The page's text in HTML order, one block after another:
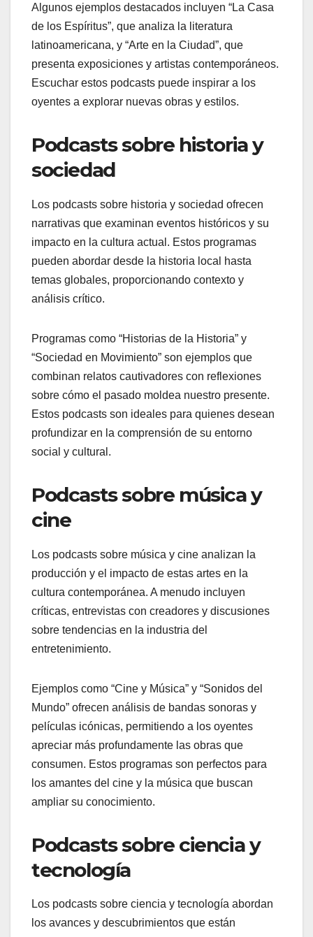
Algunos ejemplos destacados incluyen “La Casa
de los Espíritus”, que analiza la literatura
latinoamericana, y “Arte en la Ciudad”, que
presenta exposiciones y artistas contemporáneos.
Escuchar estos podcasts puede inspirar a los
oyentes a explorar nuevas obras y estilos.
Podcasts sobre historia y
sociedad
Los podcasts sobre historia y sociedad ofrecen
narrativas que examinan eventos históricos y su
impacto en la cultura actual. Estos programas
pueden abordar desde la historia local hasta
temas globales, proporcionando contexto y
análisis crítico.
Programas como “Historias de la Historia” y
“Sociedad en Movimiento” son ejemplos que
combinan relatos cautivadores con reflexiones
sobre cómo el pasado moldea nuestro presente.
Estos podcasts son ideales para quienes desean
profundizar en la comprensión de su entorno
social y cultural.
Podcasts sobre música y
cine
Los podcasts sobre música y cine analizan la
producción y el impacto de estas artes en la
cultura contemporánea. A menudo incluyen
críticas, entrevistas con creadores y discusiones
sobre tendencias en la industria del
entretenimiento.
Ejemplos como “Cine y Música” y “Sonidos del
Mundo” ofrecen análisis de bandas sonoras y
películas icónicas, permitiendo a los oyentes
apreciar más profundamente las obras que
consumen. Estos programas son perfectos para
los amantes del cine y la música que buscan
ampliar su conocimiento.
Podcasts sobre ciencia y
tecnología
Los podcasts sobre ciencia y tecnología abordan
los avances y descubrimientos que están